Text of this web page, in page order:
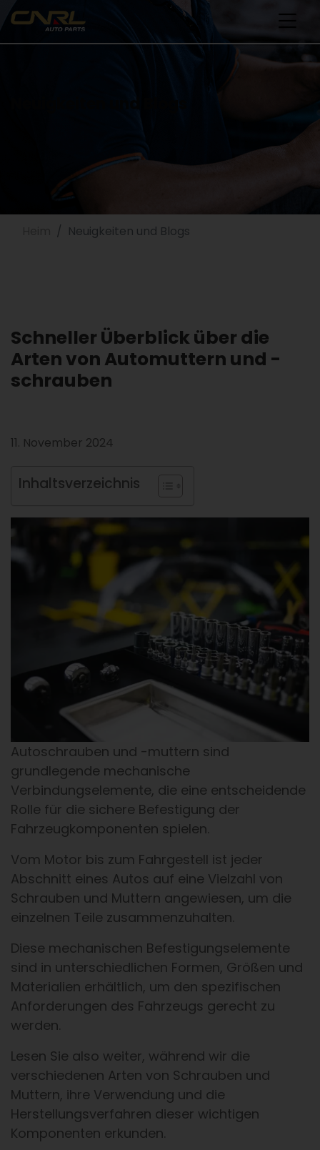
Neuigkeiten und Blogs
Schneller Überblick über die
Arten von Automuttern und -
schrauben
11. November 2024
Inhaltsverzeichnis
Autoschrauben und -muttern sind
grundlegende mechanische
Verbindungselemente, die eine entscheidende
Rolle für die sichere Befestigung der
Fahrzeugkomponenten spielen.
Vom Motor bis zum Fahrgestell ist jeder
Abschnitt eines Autos auf eine Vielzahl von
Schrauben und Muttern angewiesen, um die
einzelnen Teile zusammenzuhalten.
Diese mechanischen Befestigungselemente
sind in unterschiedlichen Formen, Größen und
Materialien erhältlich, um den spezifischen
Anforderungen des Fahrzeugs gerecht zu
werden.
Lesen Sie also weiter, während wir die
verschiedenen Arten von Schrauben und
Muttern, ihre Verwendung und die
Herstellungsverfahren dieser wichtigen
Komponenten erkunden.